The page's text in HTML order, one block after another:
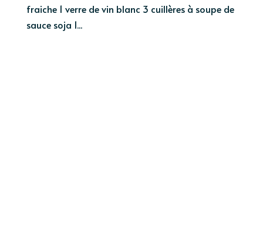
fraiche 1 verre de vin blanc 3 cuillères à soupe de
sauce soja 1...